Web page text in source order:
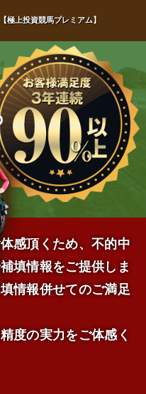
極上投資競馬プレミアム】
感頂くため、不的中
填情報をご提供しま
情報併せてのご満足
度の実力をご体感く